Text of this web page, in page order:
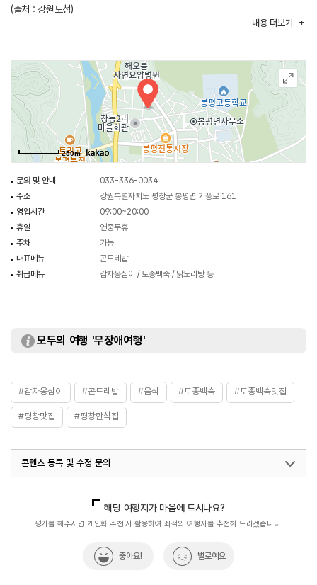
(출처 : 강원도청)
내용 더보기
250m
문의 및 안내
033-336-0034
주소
강원특별자치도 평창군 봉평면 기풍로 161
영업시간
09:00~20:00
휴일
연중무휴
주차
가능
대표메뉴
곤드레밥
취급메뉴
감자옹심이 / 토종백숙 / 닭도리탕 등
모두의 여행 '무장애여행'
#감자옹심이 #곤드레밥 #음식 #토종백숙 #토종백숙맛집
#평창맛집 #평창한식집
콘텐츠 등록 및 수정 문의
해당 여행지가 마음에 드시나요?
평가를 해주시면 개인화 추천 시 활용하여 최적의 여행지를 추천해 드리겠습니다.
좋아요! 별로예요